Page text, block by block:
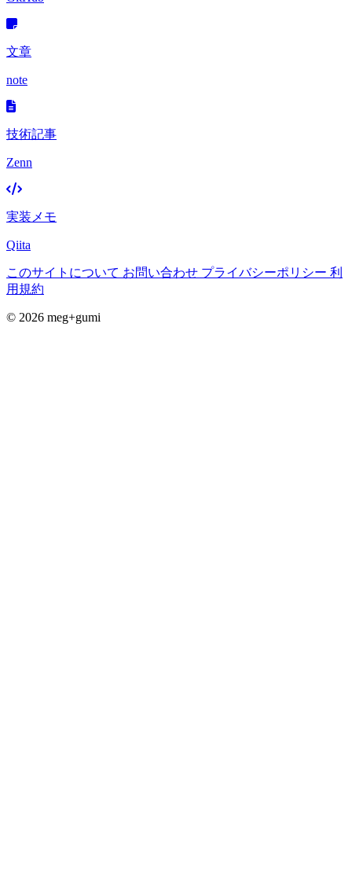
文章
note
技術記事
Zenn
実装メモ
Qiita
このサイトについて お問い合わせ プライバシーポリシー 利
用規約
© 2026 meg+gumi